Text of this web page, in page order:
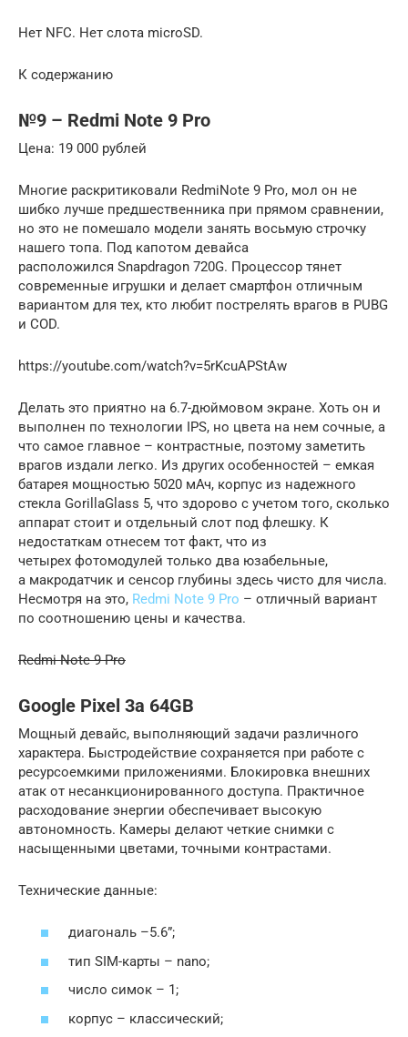
Нет NFC. Нет слота microSD.
К содержанию
№9 – Redmi Note 9 Pro
Цена: 19 000 рублей
Многие раскритиковали RedmiNote 9 Pro, мол он не
шибко лучше предшественника при прямом сравнении,
но это не помешало модели занять восьмую строчку
нашего топа. Под капотом девайса
расположился Snapdragon 720G. Процессор тянет
современные игрушки и делает смартфон отличным
вариантом для тех, кто любит пострелять врагов в PUBG
и COD.
https://youtube.com/watch?v=5rKcuAPStAw
Делать это приятно на 6.7-дюймовом экране. Хоть он и
выполнен по технологии IPS, но цвета на нем сочные, а
что самое главное – контрастные, поэтому заметить
врагов издали легко. Из других особенностей – емкая
батарея мощностью 5020 мАч, корпус из надежного
стекла GorillaGlass 5, что здорово с учетом того, сколько
аппарат стоит и отдельный слот под флешку. К
недостаткам отнесем тот факт, что из
четырех фотомодулей только два юзабельные,
а макродатчик и сенсор глубины здесь чисто для числа.
Несмотря на это, Redmi Note 9 Pro – отличный вариант
по соотношению цены и качества.
Redmi Note 9 Pro
Google Pixel 3a 64GB
Мощный девайс, выполняющий задачи различного
характера. Быстродействие сохраняется при работе с
ресурсоемкими приложениями. Блокировка внешних
атак от несанкционированного доступа. Практичное
расходование энергии обеспечивает высокую
автономность. Камеры делают четкие снимки с
насыщенными цветами, точными контрастами.
Технические данные:
диагональ –5.6”;
тип SIM-карты – nano;
число симок – 1;
корпус – классический;